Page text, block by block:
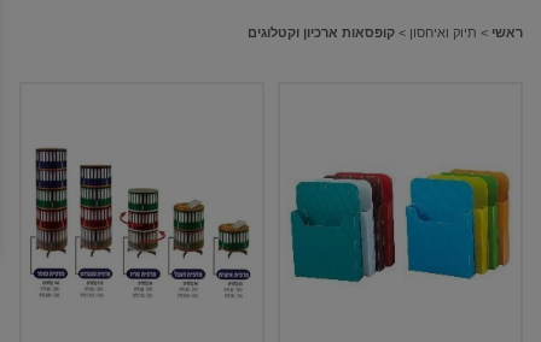
ראשי > תיוק ואיחסון > קופסאות ארכיון וקטלוגים